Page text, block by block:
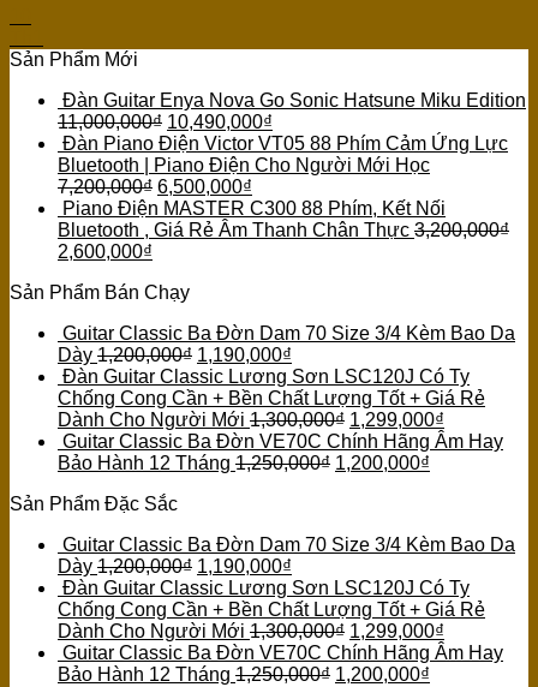
Sản Phẩm Mới
Đàn Guitar Enya Nova Go Sonic Hatsune Miku Edition
11,000,000₫ 10,490,000₫
Đàn Piano Điện Victor VT05 88 Phím Cảm Ứng Lực
Bluetooth | Piano Điện Cho Người Mới Học
7,200,000₫ 6,500,000₫
Piano Điện MASTER C300 88 Phím, Kết Nối
Bluetooth , Giá Rẻ Âm Thanh Chân Thực 3,200,000₫
2,600,000₫
Sản Phẩm Bán Chạy
Guitar Classic Ba Đờn Dam 70 Size 3/4 Kèm Bao Da
Dày 1,200,000₫ 1,190,000₫
Đàn Guitar Classic Lương Sơn LSC120J Có Ty
Chống Cong Cần + Bền Chất Lượng Tốt + Giá Rẻ
Dành Cho Người Mới 1,300,000₫ 1,299,000₫
Guitar Classic Ba Đờn VE70C Chính Hãng Âm Hay
Bảo Hành 12 Tháng 1,250,000₫ 1,200,000₫
Sản Phẩm Đặc Sắc
Guitar Classic Ba Đờn Dam 70 Size 3/4 Kèm Bao Da
Dày 1,200,000₫ 1,190,000₫
Đàn Guitar Classic Lương Sơn LSC120J Có Ty
Chống Cong Cần + Bền Chất Lượng Tốt + Giá Rẻ
Dành Cho Người Mới 1,300,000₫ 1,299,000₫
Guitar Classic Ba Đờn VE70C Chính Hãng Âm Hay
Bảo Hành 12 Tháng 1,250,000₫ 1,200,000₫